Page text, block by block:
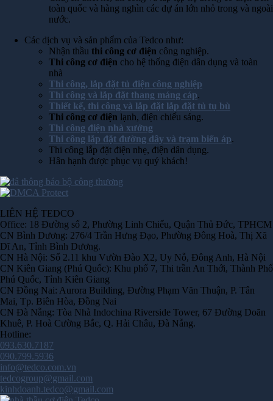
toàn quốc và hàng nghìn các dự án lớn nhỏ trong và ngoài
nước.
Các dịch vụ và sản phẩm của Tedco như:
Nhận thầu thi công cơ điện công nghiệp.
Thi công cơ điện cho hệ thống điện dân dụng và toàn
nhà
Thi công, lắp đặt tủ điện công nghiệp
Thi công và lắp đặt thang máng cáp.
Thiết kế, thi công và lắp đặt lắp đặt tủ tụ bù
Thi công cơ điện lạnh, điện chiếu sáng.
Thi công điện nhà xưởng
Thi công lắp đặt đường dây và trạm biến áp.
Thi công lắp đặt điện nhẹ, điện dân dụng.
Hân hạnh được phục vụ quý khách!
LIÊN HỆ TEDCO
Office: 18 Đường số 2, Phường Linh Chiểu, Quận Thủ Đức, TPHCM
CN Bình Dương: 276/4 Trần Hưng Đạo, Phường Đông Hoà, Thị Xã
Dĩ An, Tỉnh Bình Dương.
CN Hà Nội: Số 2.11 khu Vườn Đào X2, Uy Nỗ, Đông Anh, Hà Nội
CN Kiên Giang (Phú Quốc): Khu phố 7, Thi trần An Thới, Thành Phố
Phú Quốc, Tỉnh Kiên Giang
CN Đồng Nai: Aurora Building, Đường Phạm Văn Thuận, P. Tân
Mai, Tp. Biên Hòa, Đồng Nai
CN Đà Nẵng: Tòa Nhà Indochina Riverside Tower, 67 Đường Doãn
Khuê, P. Hoà Cường Bắc, Q. Hải Châu, Đà Nẵng.
Hotline:
093.630.7187
090.799.5936
info@tedco.com.vn
tedcogroup@gmail.com
kinhdoanh.tedco@gmail.com